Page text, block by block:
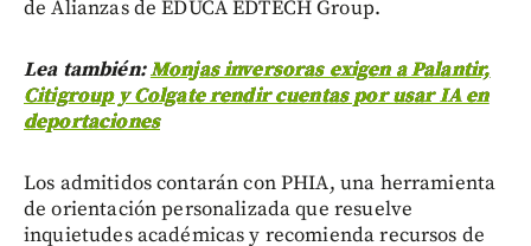
de Alianzas de EDUCA EDTECH Group.
Lea también:Monjas inversoras exigen a Palantir,
Citigroup y Colgate rendir cuentas por usar IA en
deportaciones
Los admitidos contarán con PHIA, una herramienta
de orientación personalizada que resuelve
inquietudes académicas y recomienda recursos de